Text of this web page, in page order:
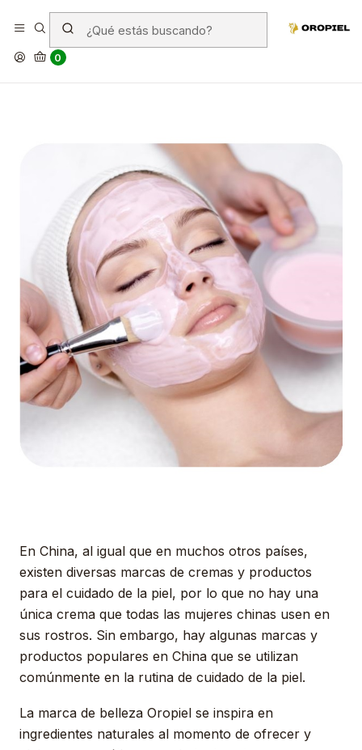
0
¿Qué cremas usan las chinas
para la cara?
En China, al igual que en muchos otros países,
existen diversas marcas de cremas y productos
para el cuidado de la piel, por lo que no hay una
única crema que todas las mujeres chinas usen en
sus rostros. Sin embargo, hay algunas marcas y
productos populares en China que se utilizan
comúnmente en la rutina de cuidado de la piel.
La marca de belleza Oropiel se inspira en
ingredientes naturales al momento de ofrecer y